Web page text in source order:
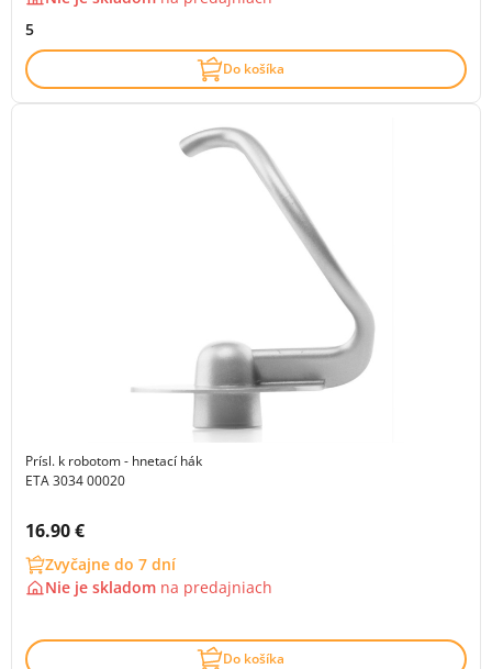
5
Do košíka
Prísl. k robotom - hnetací hák
ETA 3034 00020
Cena s DPH:
16.90 €
Zvyčajne do 7 dní
Nie je skladom na predajniach
Do košíka